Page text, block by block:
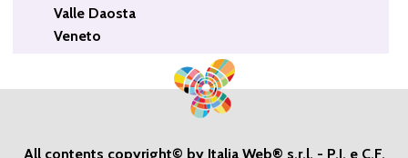
Valle Daosta
Veneto
All contents copyright© by Italia Web® s.r.l. - P.I. e C.F.